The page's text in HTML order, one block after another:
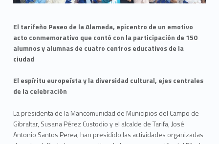
El tarifeño Paseo de la Alameda, epicentro de un emotivo
acto conmemorativo que contó con la participación de 150
alumnos y alumnas de cuatro centros educativos de la
ciudad
El espíritu europeísta y la diversidad cultural, ejes centrales
de la celebración
La presidenta de la Mancomunidad de Municipios del Campo de
Gibraltar, Susana Pérez Custodio y el alcalde de Tarifa, José
Antonio Santos Perea, han presidido las actividades organizadas